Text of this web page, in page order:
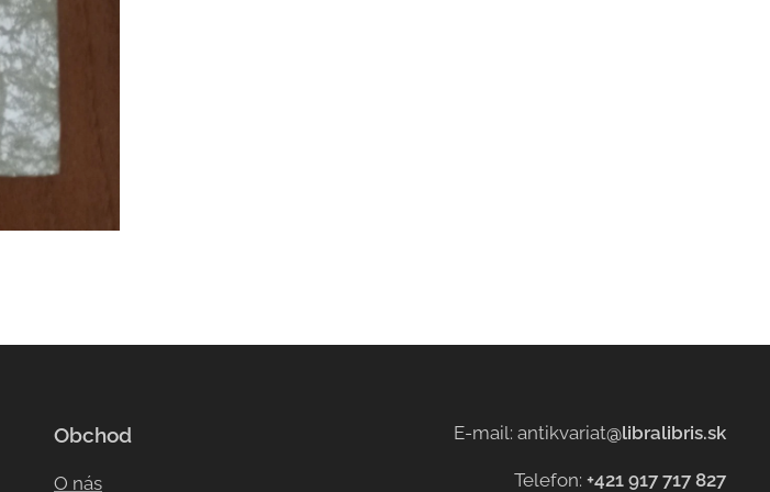
Obchod
O nás
E-mail: antikvariat@libralibris.sk
Telefon: +421 917 717 827